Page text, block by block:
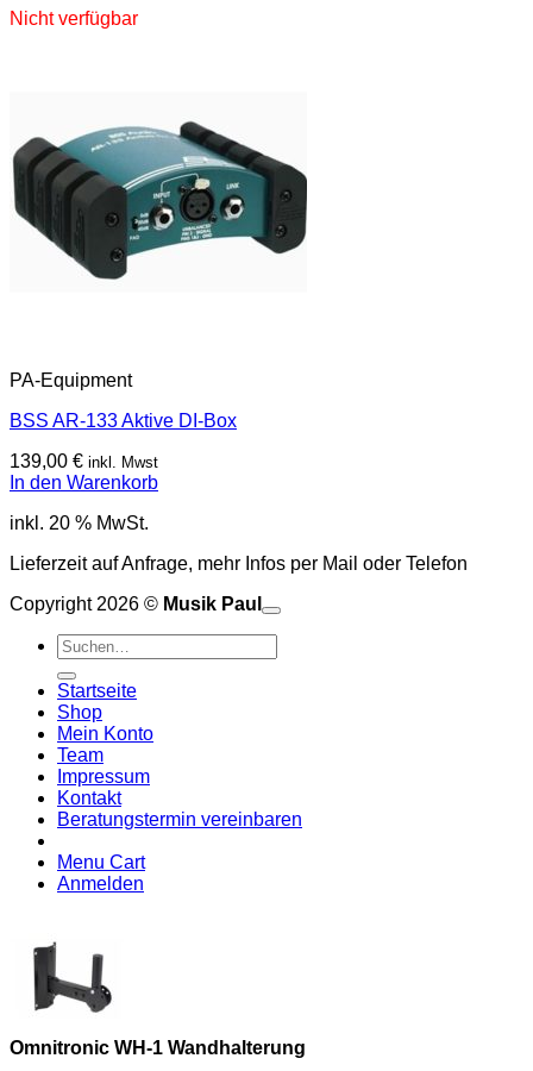
Nicht verfügbar
PA-Equipment
BSS AR-133 Aktive DI-Box
139,00 € inkl. Mwst
In den Warenkorb
inkl. 20 % MwSt.
Lieferzeit auf Anfrage, mehr Infos per Mail oder Telefon
Copyright 2026 © Musik Paul
Suchen
nach:
Startseite
Shop
Mein Konto
Team
Impressum
Kontakt
Beratungstermin vereinbaren
Menu Cart
Anmelden
Omnitronic WH-1 Wandhalterung